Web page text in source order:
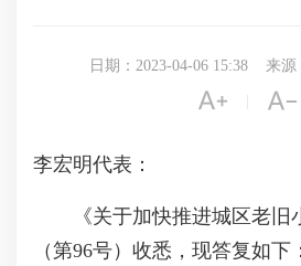
日期：2023-04-06 15:38 来源
 
李宏明代表：
《关于加快推进城区老旧小
（第96号）收悉，现答复如下：